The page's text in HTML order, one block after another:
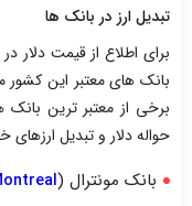
تبدیل ارز در بانک ها
برای اطلاع از قیمت دلار
بانک های معتبر این کشور
برخی از معتبر ترین بانک
حواله دلار و تبدیل ارزهای
بانک مونترال (